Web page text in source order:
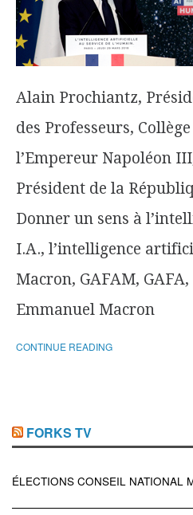
Alain Prochiantz,
des Professeurs,
l’Empereur Napoléon
Président de la
Donner un sens à
I.A., l’intelligence
Macron, GAFAM,
Emmanuel Macron
CONTINUE READING
FORKS TV
ÉLECTIONS CONSEIL NATIONAL